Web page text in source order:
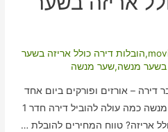
,הובלות דירה כולל אריזה בשער
בשער מנשה,שער מנשה
דירה – אורזים ופורקים ביום אחד
מחיר הובלה ואריזה דירה בשער מנשה כמה עולה להוביל דירה חדר 1
אריזה? טווח המחירים להובלת …